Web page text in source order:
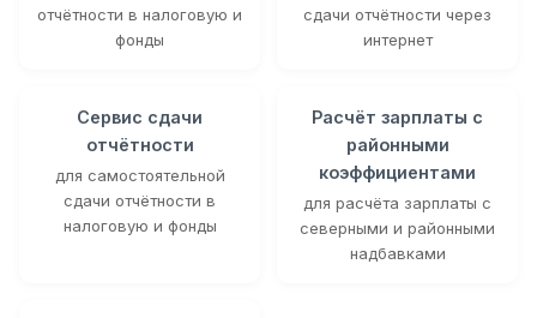
отчётности в налоговую и
фонды
сдачи отчётности через
интернет
Сервис сдачи
отчётности
для самостоятельной
сдачи отчётности в
налоговую и фонды
Расчёт зарплаты с
районными
коэффициентами
для расчёта зарплаты с
северными и районными
надбавками